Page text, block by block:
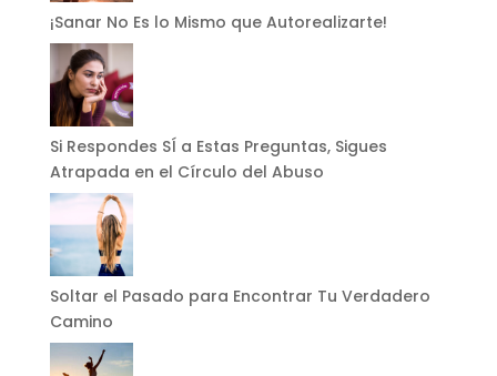
¡Sanar No Es lo Mismo que Autorealizarte!
Si Respondes SÍ a Estas Preguntas, Sigues
Atrapada en el Círculo del Abuso
Soltar el Pasado para Encontrar Tu Verdadero
Camino